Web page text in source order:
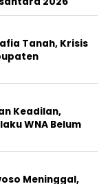
Tanah, Krisis
Keadilan,
WNA Belum
Meninggal,